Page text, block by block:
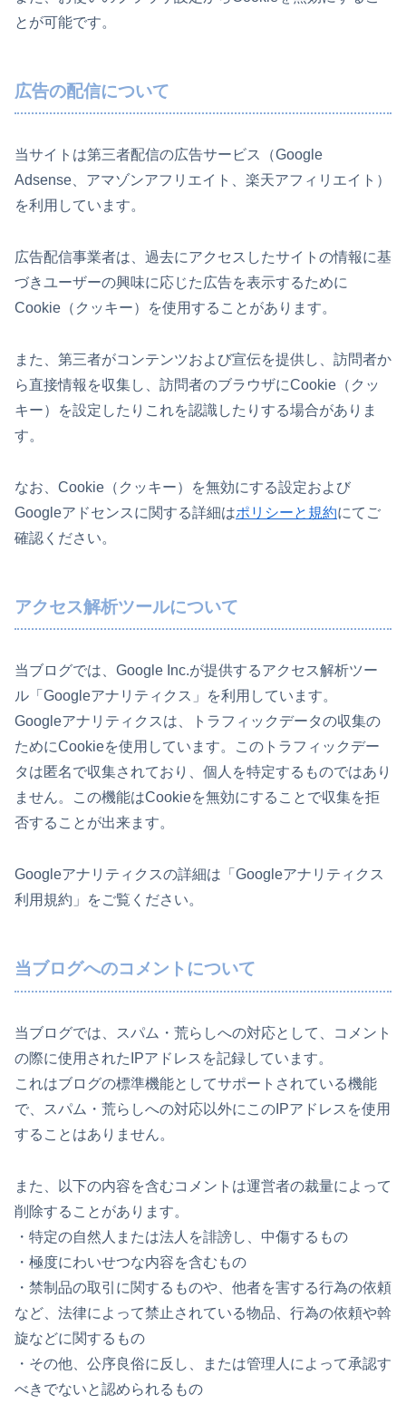
とが可能です。
広告の配信について
当サイトは第三者配信の広告サービス（Google
Adsense、アマゾンアフリエイト、楽天アフィリエイト）
を利用しています。
広告配信事業者は、過去にアクセスしたサイトの情報に基
づきユーザーの興味に応じた広告を表示するために
Cookie（クッキー）を使用することがあります。
また、第三者がコンテンツおよび宣伝を提供し、訪問者か
ら直接情報を収集し、訪問者のブラウザにCookie（クッ
キー）を設定したりこれを認識したりする場合がありま
す。
なお、Cookie（クッキー）を無効にする設定および
Googleアドセンスに関する詳細はポリシーと規約にてご
確認ください。
アクセス解析ツールについて
当ブログでは、Google Inc.が提供するアクセス解析ツー
ル「Googleアナリティクス」を利用しています。
Googleアナリティクスは、トラフィックデータの収集の
ためにCookieを使用しています。このトラフィックデー
タは匿名で収集されており、個人を特定するものではあり
ません。この機能はCookieを無効にすることで収集を拒
否することが出来ます。
Googleアナリティクスの詳細は「Googleアナリティクス
利用規約」をご覧ください。
当ブログへのコメントについて
当ブログでは、スパム・荒らしへの対応として、コメント
の際に使用されたIPアドレスを記録しています。
これはブログの標準機能としてサポートされている機能
で、スパム・荒らしへの対応以外にこのIPアドレスを使用
することはありません。
また、以下の内容を含むコメントは運営者の裁量によって
削除することがあります。
・特定の自然人または法人を誹謗し、中傷するもの
・極度にわいせつな内容を含むもの
・禁制品の取引に関するものや、他者を害する行為の依頼
など、法律によって禁止されている物品、行為の依頼や斡
旋などに関するもの
・その他、公序良俗に反し、または管理人によって承認す
べきでないと認められるもの